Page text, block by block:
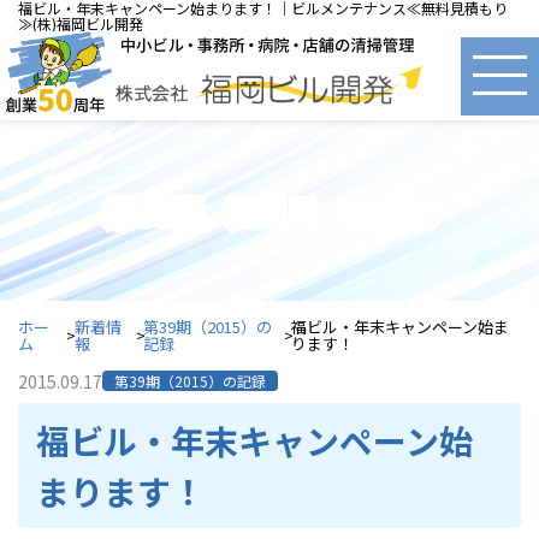
福ビル・年末キャンペーン始まります！｜ビルメンテナンス≪無料見積もり
≫(株)福岡ビル開発
第39期（2015）の記録
ホー
ム
新着情
報
第39期（2015）の
記録
福ビル・年末キャンペーン始ま
ります！
2015.09.17 第39期（2015）の記録
福ビル・年末キャンペーン始
まります！